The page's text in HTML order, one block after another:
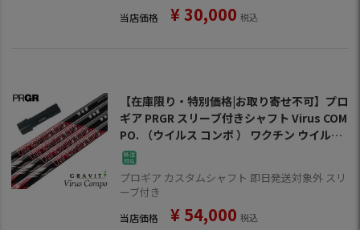
当店価格 ¥30,000 税込
【在庫限り・特別価格|お取り寄せ不可】プロ
ギア PRGR スリーブ付きシャフト Virus COM
PO. （ウイルス コンポ ） ワクチン ウイルス
コンポ ゴルフ シャフト
プロギア カスタムシャフト 即日発送対象外 スリ
ーブ付き
当店価格 ¥ 54,000 税込